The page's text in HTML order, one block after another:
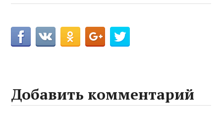
Добавить комментарий